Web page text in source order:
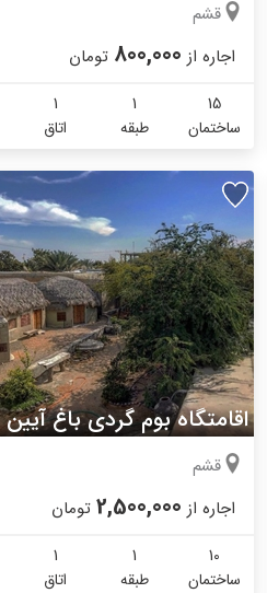
قشم
اجاره از 800,000 تومان
15
ساختمان
1
طبقه
1
اتاق
قشم
اجاره از 2,500,000 تومان
10
ساختمان
1
طبقه
1
اتاق